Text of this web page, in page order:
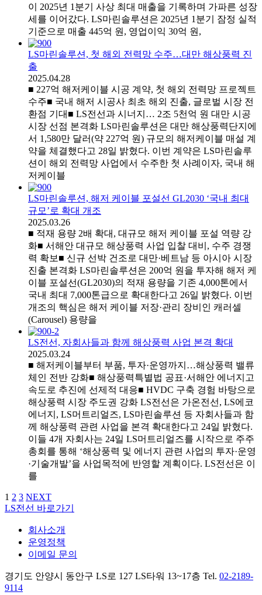
이 2025년 1분기 사상 최대 매출을 기록하며 가파른 성장
세를 이어갔다. LS마린솔루션은 2025년 1분기 잠정 실적
기준으로 매출 445억 원, 영업이익 30억 원,
LS마린솔루션, 첫 해외 전력망 수주…대만 해상풍력 진
출
2025.04.28
■ 227억 해저케이블 시공 계약, 첫 해외 전력망 프로젝트
수주■ 국내 해저 시공사 최초 해외 진출, 글로벌 시장 전
환점 기대■ LS전선과 시너지… 2조 5천억 원 대만 시공
시장 선점 본격화 LS마린솔루션은 대만 해상풍력단지에
서 1,580만 달러(약 227억 원) 규모의 해저케이블 매설 계
약을 체결했다고 28일 밝혔다. 이번 계약은 LS마린솔루
션이 해외 전력망 사업에서 수주한 첫 사례이자, 국내 해
저케이블
LS마린솔루션, 해저 케이블 포설선 GL2030 ‘국내 최대
규모’로 확대 개조
2025.03.26
■ 적재 용량 2배 확대, 대규모 해저 케이블 포설 역량 강
화■ 서해안 대규모 해상풍력 사업 입찰 대비, 수주 경쟁
력 확보■ 신규 선박 건조로 대만·베트남 등 아시아 시장
진출 본격화 LS마린솔루션은 200억 원을 투자해 해저 케
이블 포설선(GL2030)의 적재 용량을 기존 4,000톤에서
국내 최대 7,000톤급으로 확대한다고 26일 밝혔다. 이번
개조의 핵심은 해저 케이블 저장·관리 장비인 캐러셀
(Carousel) 용량을
LS전선, 자회사들과 함께 해상풍력 사업 본격 확대
2025.03.24
■ 해저케이블부터 부품, 투자·운영까지…해상풍력 밸류
체인 전반 강화■ 해상풍력특별법 공표·서해안 에너지고
속도로 추진에 선제적 대응■ HVDC 구축 경험 바탕으로
해상풍력 시장 주도권 강화 LS전선은 가온전선, LS에코
에너지, LS머트리얼즈, LS마린솔루션 등 자회사들과 함
께 해상풍력 관련 사업을 본격 확대한다고 24일 밝혔다.
이들 4개 자회사는 24일 LS머트리얼즈를 시작으로 주주
총회를 통해 ‘해상풍력 및 에너지 관련 사업의 투자·운영
·기술개발’을 사업목적에 반영할 계획이다. LS전선은 이
를
1 2 3 NEXT
LS전선 바로가기
회사소개
운영정책
이메일 문의
경기도 안양시 동안구 LS로 127 LS타워 13~17층 Tel. 02-2189-
9114